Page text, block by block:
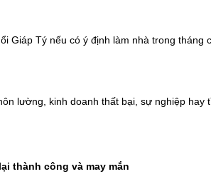
Tý nếu có ý định làm nhà trong tháng
lường, kinh doanh thất bại, sự nghiệp
thành công và may mắn